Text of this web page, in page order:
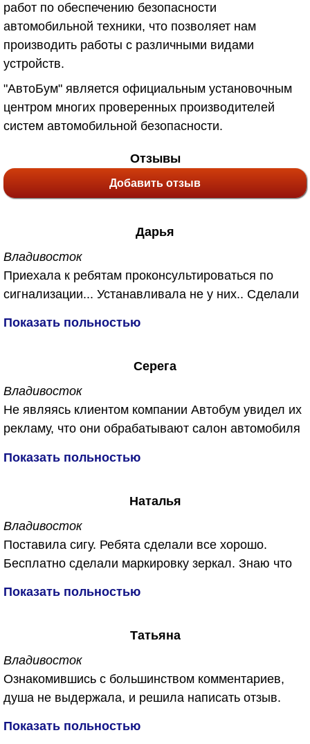
работ по обеспечению безопасности
автомобильной техники, что позволяет нам
производить работы с различными видами
устройств.
"АвтоБум" является официальным установочным
центром многих проверенных производителей
систем автомобильной безопасности.
Отзывы
Добавить отзыв
Дарья
Владивосток
Приехала к ребятам проконсультироваться по
сигнализации... Устанавливала не у них.. Сделали
услуга озонирование салона. Не знаю что это
машина у меня после кузовного ремонта я
согласиась с удовольствием. Вы же знаете как
после кузовного ремонта пахнет ужасно в
машине... А сейчас пахнет чистым воздухм.
Показать польностью
Серега
Владивосток
Не являясь клиентом компании Автобум увидел их
рекламу, что они обрабатывают салон автомобиля
микробов ))))
Обещали, что в машине будет дышаться легко. Не
обманули. Спасибо огромное!
Показать польностью
Наталья
Владивосток
Поставила сигу. Ребята сделали все хорошо.
Бесплатно сделали маркировку зеркал. Знаю что
еще и обработали машину от запахов бесплатно.
Показать польностью
Татьяна
Владивосток
Ознакомившись с большинством комментариев,
душа не выдержала, и решила написать отзыв.
люди. Первый раз обратилась в данную компанию
Показать польностью